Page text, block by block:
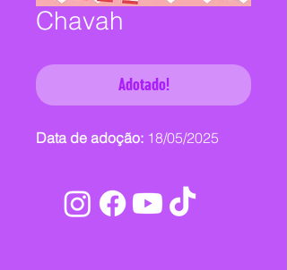
Chavah
Adotado!
Data de adoção: 18/05/2025